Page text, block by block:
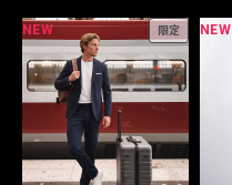
NEW 限定 NEW